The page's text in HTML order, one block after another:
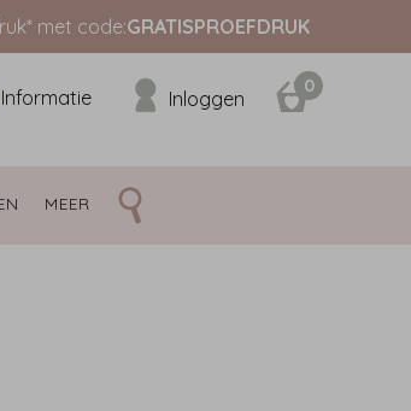
met code:GRATISPROEFDRUK
Informatie Inloggen
0
MEER